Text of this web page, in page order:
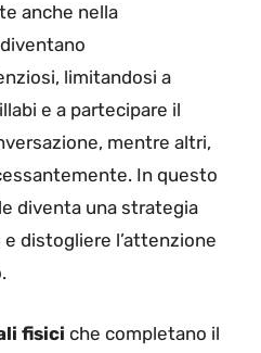
anche nella
limitandosi a
e a partecipare il
mentre altri,
In questo
diventa una strategia
e distogliere l’attenzione
fisici che completano il